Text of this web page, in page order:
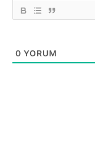
0 YORUM